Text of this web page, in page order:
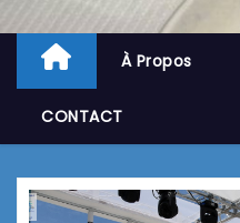
À Propos
CONTACT